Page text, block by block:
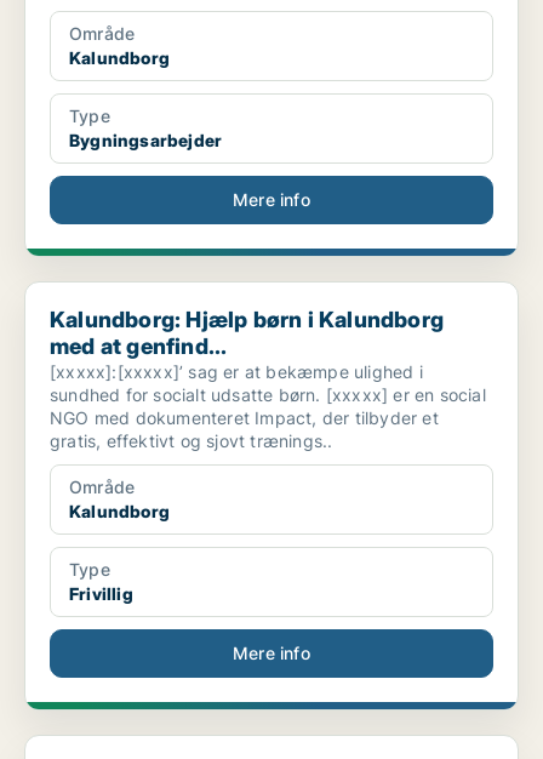
Område
Kalundborg
Type
Bygningsarbejder
Mere info
Kalundborg: Hjælp børn i Kalundborg med at genfind...
Kalundborg: Hjælp børn i Kalundborg
med at genfind...
[xxxxx]:[xxxxx]’ sag er at bekæmpe ulighed i
sundhed for socialt udsatte børn. [xxxxx] er en social
NGO med dokumenteret Impact, der tilbyder et
gratis, effektivt og sjovt trænings..
Område
Kalundborg
Type
Frivillig
Mere info
Hold styr på pladsen – bliv vores nye byggepladsop...